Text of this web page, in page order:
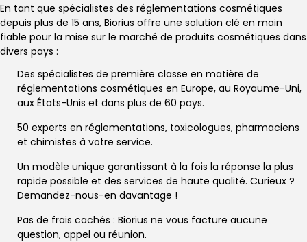
En tant que spécialistes des réglementations cosmétiques
depuis plus de 15 ans, Biorius offre une solution clé en main
fiable pour la mise sur le marché de produits cosmétiques dans
divers pays :
Des spécialistes de première classe en matière de
réglementations cosmétiques en Europe, au Royaume-Uni,
aux États-Unis et dans plus de 60 pays.
50 experts en réglementations, toxicologues, pharmaciens
et chimistes à votre service.
Un modèle unique garantissant à la fois la réponse la plus
rapide possible et des services de haute qualité. Curieux ?
Demandez-nous-en davantage !
Pas de frais cachés : Biorius ne vous facture aucune
question, appel ou réunion.